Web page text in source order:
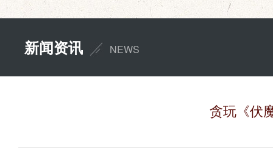
新闻资讯 NEWS
贪玩《伏